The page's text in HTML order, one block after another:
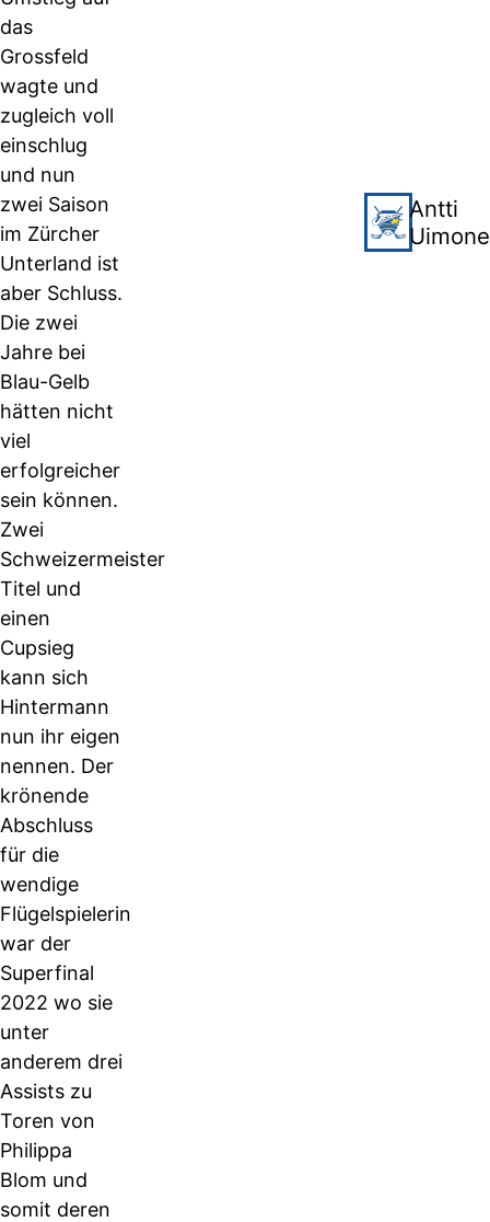
das
Grossfeld
wagte und
zugleich voll
einschlug
und nun
zwei Saison
im Zürcher
Unterland ist
aber Schluss.
Die zwei
Jahre bei
Blau-Gelb
hätten nicht
viel
erfolgreicher
sein können.
Zwei
Schweizermeister
Titel und
einen
Cupsieg
kann sich
Hintermann
nun ihr eigen
nennen. Der
krönende
Abschluss
für die
wendige
Flügelspielerin
war der
Superfinal
2022 wo sie
unter
anderem drei
Assists zu
Toren von
Philippa
Blom und
somit deren
Antti